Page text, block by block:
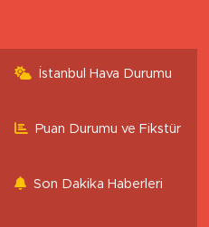
İstanbul Hava Durumu
Puan Durumu ve Fikstür
Son Dakika Haberleri